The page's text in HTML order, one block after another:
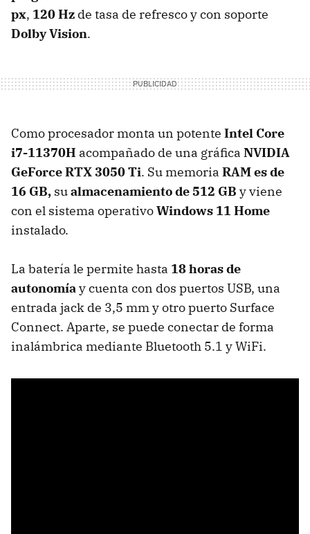
px, 120 Hz de tasa de refresco y con soporte
Dolby Vision.
Como procesador monta un potente Intel Core
i7-11370H acompañado de una gráfica NVIDIA
GeForce RTX 3050 Ti. Su memoria RAM es de
16 GB, sualmacenamiento de 512 GB y viene
con el sistema operativoWindows 11 Home
instalado.
La batería le permite hasta 18 horas de
autonomíay cuenta con dos puertos USB, una
entrada jack de 3,5 mm y otro puerto Surface
Connect. Aparte, se puede conectar de forma
inalámbrica mediante Bluetooth 5.1 y WiFi.